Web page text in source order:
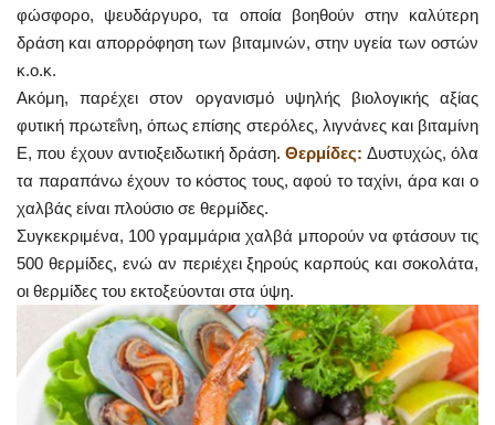
φώσφορο, ψευδάργυρο, τα οποία βοηθούν στην καλύτερη
δράση και απορρόφηση των βιταμινών, στην υγεία των οστών
κ.ο.κ.
Ακόμη, παρέχει στον οργανισμό υψηλής βιολογικής αξίας
φυτική πρωτεΐνη, όπως επίσης στερόλες, λιγνάνες και βιταμίνη
Ε, που έχουν αντιοξειδωτική δράση.Θερμίδες: Δυστυχώς, όλα
τα παραπάνω έχουν το κόστος τους, αφού το ταχίνι, άρα και ο
χαλβάς είναι πλούσιο σε θερμίδες.
Συγκεκριμένα, 100 γραμμάρια χαλβά μπορούν να φτάσουν τις
500 θερμίδες, ενώ αν περιέχει ξηρούς καρπούς και σοκολάτα,
οι θερμίδες του εκτοξεύονται στα ύψη.